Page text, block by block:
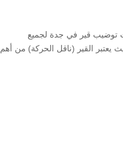
توضيب قير في جدة لجميع
حيث يعتبر القير (ناقل الحركة) من أهم